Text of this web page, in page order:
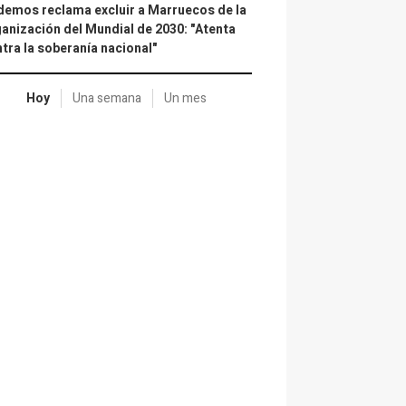
reclama excluir a Marruecos de la
del Mundial de 2030: "Atenta
la soberanía nacional"
Hoy Una semana Un mes